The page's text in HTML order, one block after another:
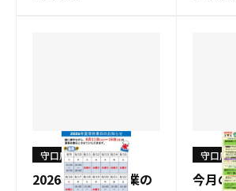
2026年度 夏季休業の
守口店
今月の
守口店